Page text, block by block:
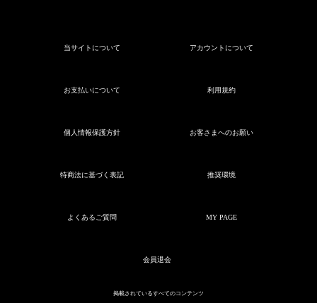
当サイトについて アカウントについて
お支払いについて 利用規約
個人情報保護方針 お客さまへのお願い
特商法に基づく表記 推奨環境
よくあるご質問 MY PAGE
会員退会
掲載されているすべてのコンテンツ